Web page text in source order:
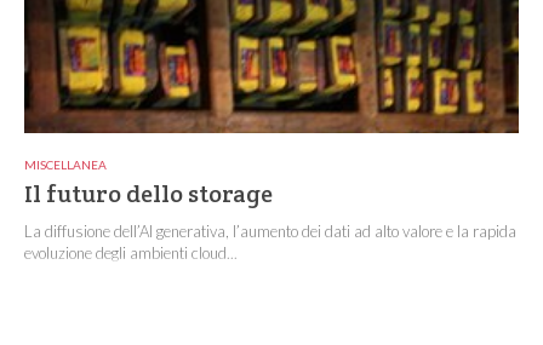
MISCELLANEA
Il futuro dello storage
La diffusione dell’AI generativa, l’aumento dei dati ad alto valore e la rapida
evoluzione degli ambienti cloud...